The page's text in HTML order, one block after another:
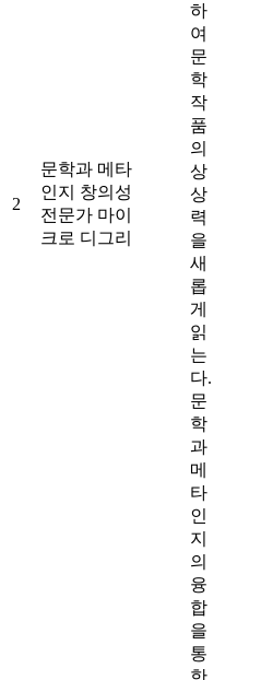
2
문학과 메타
인지 창의성
전문가 마이
크로 디그리
하
여
문
학
작
품
의
상
상
력
을
새
롭
게
읽
는
다.
문
학
과
메
타
인
지
의
융
합
을
통